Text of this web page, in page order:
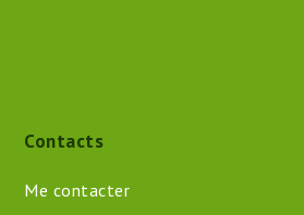
Contacts
Me contacter